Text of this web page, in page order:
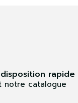
rapide
notre catalogue
dans votre